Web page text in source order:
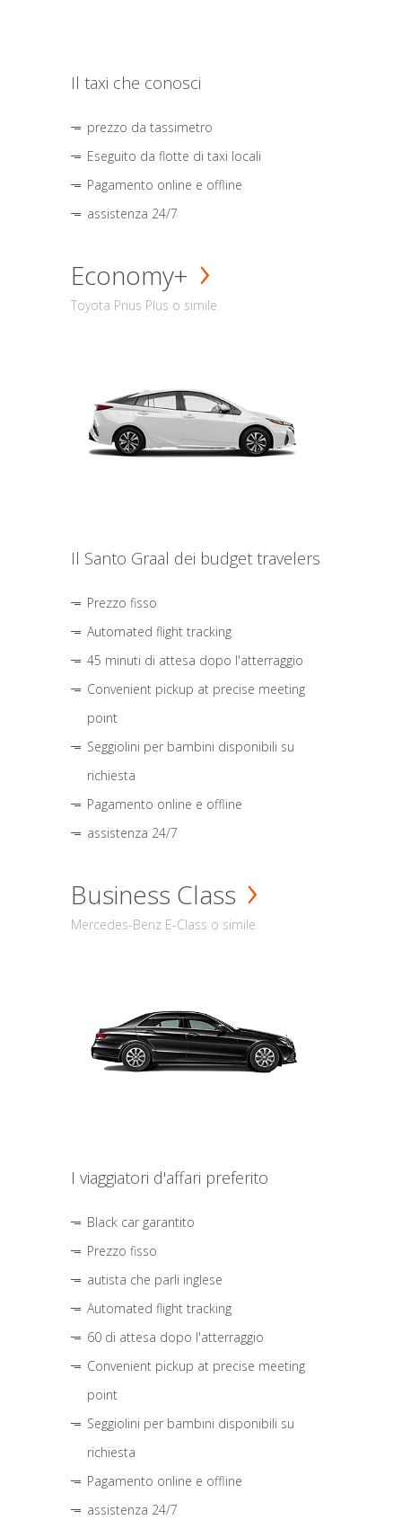
Il taxi che conosci
prezzo da tassimetro
Eseguito da flotte di taxi locali
Pagamento online e offline
assistenza 24/7
Economy+
Toyota Prius Plus o simile
Il Santo Graal dei budget travelers
Prezzo fisso
Automated flight tracking
45 minuti di attesa dopo l'atterraggio
Convenient pickup at precise meeting
point
Seggiolini per bambini disponibili su
richiesta
Pagamento online e offline
assistenza 24/7
Business Class
Mercedes-Benz E-Class o simile
I viaggiatori d'affari preferito
Black car garantito
Prezzo fisso
autista che parli inglese
Automated flight tracking
60 di attesa dopo l'atterraggio
Convenient pickup at precise meeting
point
Seggiolini per bambini disponibili su
richiesta
Pagamento online e offline
assistenza 24/7